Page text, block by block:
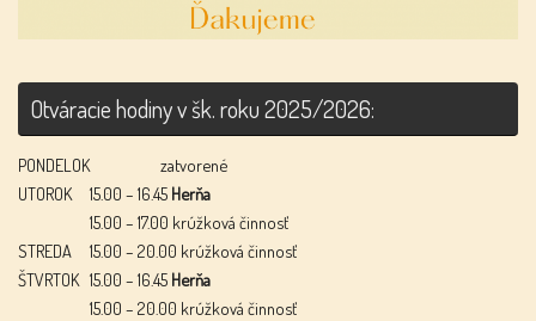
Otváracie hodiny v šk. roku 2025/2026:
PONDELOK
zatvorené
UTOROK
15.00 – 16.45 Herňa
15.00 – 17.00 krúžková činnosť
STREDA
15.00 – 20.00 krúžková činnosť
ŠTVRTOK 15.00 – 16.45 Herňa
15.00 – 20.00 krúžková činnosť